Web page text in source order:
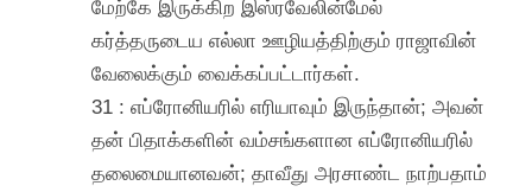
மேற்கே இருக்கிற இஸ்ரவேலின்மேல்
கர்த்தருடைய எல்லா ஊழியத்திற்கும் ராஜாவின்
வேலைக்கும் வைக்கப்பட்டார்கள்.
31 : எப்ரோனியரில் எரியாவும் இருந்தான்; அவன்
தன் பிதாக்களின் வம்சங்களான எப்ரோனியரில்
தலைமையானவன்; தாவீது அரசாண்ட நாற்பதாம்